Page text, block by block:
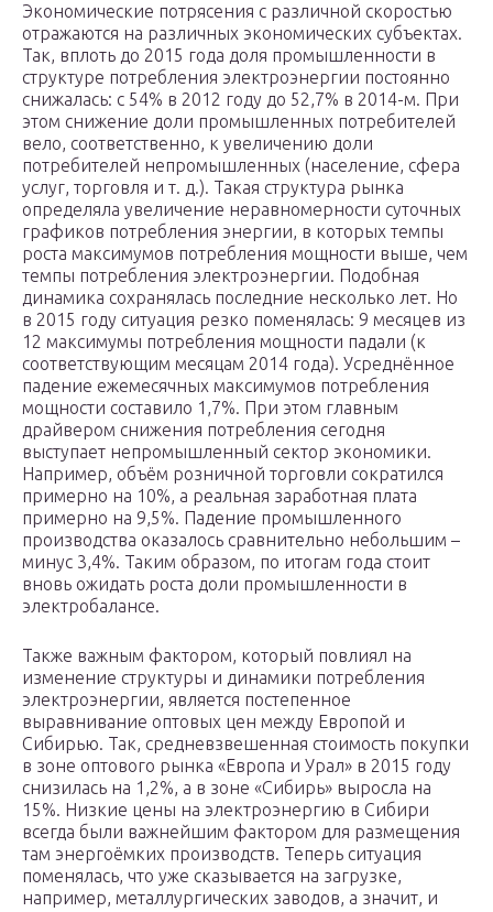
Экономические потрясения с различной скоростью
отражаются на различных экономических субъектах.
Так, вплоть до 2015 года доля промышленности в
структуре потребления электроэнергии постоянно
снижалась: с 54% в 2012 году до 52,7% в 2014-м. При
этом снижение доли промышленных потребителей
вело, соответственно, к увеличению доли
потребителей непромышленных (население, сфера
услуг, торговля и т. д.). Такая структура рынка
определяла увеличение неравномерности суточных
графиков потребления энергии, в которых темпы
роста максимумов потребления мощности выше, чем
темпы потребления электроэнергии. Подобная
динамика сохранялась последние несколько лет. Но
в 2015 году ситуация резко поменялась: 9 месяцев из
12 максимумы потребления мощности падали (к
соответствующим месяцам 2014 года). Усреднённое
падение ежемесячных максимумов потребления
мощности составило 1,7%. При этом главным
драйвером снижения потребления сегодня
выступает непромышленный сектор экономики.
Например, объём розничной торговли сократился
примерно на 10%, а реальная заработная плата
примерно на 9,5%. Падение промышленного
производства оказалось сравнительно небольшим –
минус 3,4%. Таким образом, по итогам года стоит
вновь ожидать роста доли промышленности в
электробалансе.
Также важным фактором, который повлиял на
изменение структуры и динамики потребления
электроэнергии, является постепенное
выравнивание оптовых цен между Европой и
Сибирью. Так, средневзвешенная стоимость покупки
в зоне оптового рынка «Европа и Урал» в 2015 году
снизилась на 1,2%, а в зоне «Сибирь» выросла на
15%. Низкие цены на электроэнергию в Сибири
всегда были важнейшим фактором для размещения
там энергоёмких производств. Теперь ситуация
поменялась, что уже сказывается на загрузке,
например, металлургических заводов, а значит, и